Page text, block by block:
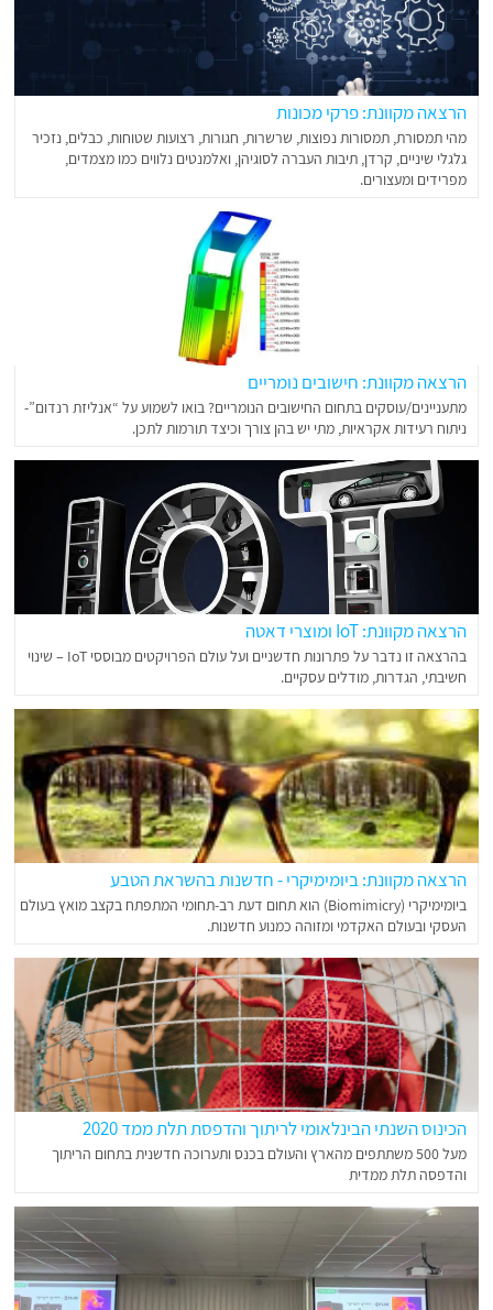
הרצאה מקוונת: פרקי מכונות
מהי תמסורת, תמסורות נפוצות, שרשרות, חגורות, רצועות שטוחות, כבלים, נזכיר
גלגלי שיניים, קרדן, תיבות העברה לסוגיהן, ואלמנטים נלווים כמו מצמדים,
מפרידים ומעצורים.
הרצאה מקוונת: חישובים נומריים
מתעניינים/עוסקים בתחום החישובים הנומריים? בואו לשמוע על “אנליזת רנדום”-
ניתוח רעידות אקראיות, מתי יש בהן צורך וכיצד תורמות לתכן.
הרצאה מקוונת: IoT ומוצרי דאטה
בהרצאה זו נדבר על פתרונות חדשניים ועל עולם הפרויקטים מבוססי IoT – שינוי
חשיבתי, הגדרות, מודלים עסקיים.
הרצאה מקוונת: ביומימיקרי - חדשנות בהשראת הטבע
ביומימיקרי (Biomimicry) הוא תחום דעת רב-תחומי המתפתח בקצב מואץ בעולם
העסקי ובעולם האקדמי ומזוהה כמנוע חדשנות.
הכינוס השנתי הבינלאומי לריתוך והדפסת תלת ממד 2020
מעל 500 משתתפים מהארץ והעולם בכנס ותערוכה חדשנית בתחום הריתוך
והדפסה תלת ממדית